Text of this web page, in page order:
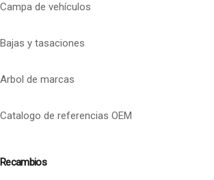
Campa de vehículos
Bajas y tasaciones
Arbol de marcas
Catalogo de referencias OEM
Recambios